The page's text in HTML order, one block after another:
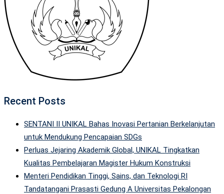
Recent Posts
SENTANI II UNIKAL Bahas Inovasi Pertanian Berkelanjutan
untuk Mendukung Pencapaian SDGs
Perluas Jejaring Akademik Global, UNIKAL Tingkatkan
Kualitas Pembelajaran Magister Hukum Konstruksi
Menteri Pendidikan Tinggi, Sains, dan Teknologi RI
Tandatangani Prasasti Gedung A Universitas Pekalongan